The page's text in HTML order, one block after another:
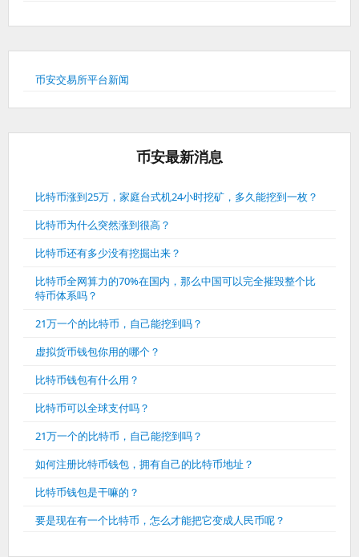
币安交易所平台新闻
币安最新消息
比特币涨到25万，家庭台式机24小时挖矿，多久能挖到一枚？
比特币为什么突然涨到很高？
比特币还有多少没有挖掘出来？
比特币全网算力的70%在国内，那么中国可以完全摧毁整个比
特币体系吗？
21万一个的比特币，自己能挖到吗？
虚拟货币钱包你用的哪个？
比特币钱包有什么用？
比特币可以全球支付吗？
21万一个的比特币，自己能挖到吗？
如何注册比特币钱包，拥有自己的比特币地址？
比特币钱包是干嘛的？
要是现在有一个比特币，怎么才能把它变成人民币呢？